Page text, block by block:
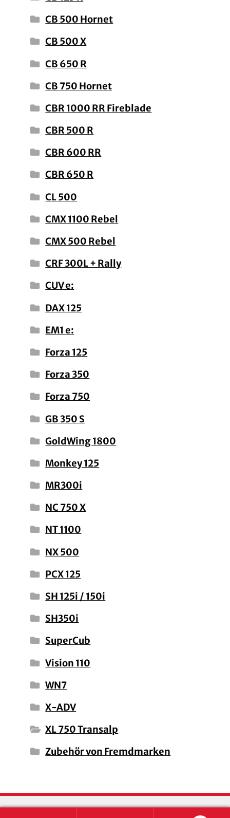
CB 500 Hornet
CB 500 X
CB 650 R
CB 750 Hornet
CBR 1000 RR Fireblade
CBR 500 R
CBR 600 RR
CBR 650 R
CL 500
CMX 1100 Rebel
CMX 500 Rebel
CRF 300L + Rally
CUV e:
DAX 125
EM1 e:
Forza 125
Forza 350
Forza 750
GB 350 S
GoldWing 1800
Monkey 125
MR300i
NC 750 X
NT 1100
NX 500
PCX 125
SH 125i / 150i
SH350i
SuperCub
Vision 110
WN7
X-ADV
XL 750 Transalp
Zubehör von Fremdmarken